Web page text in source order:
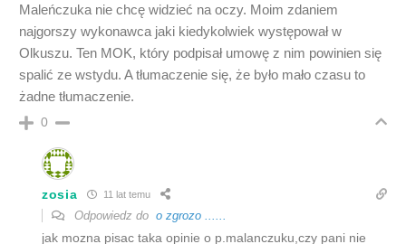
Maleńczuka nie chcę widzieć na oczy. Moim zdaniem
najgorszy wykonawca jaki kiedykolwiek występował w
Olkuszu. Ten MOK, który podpisał umowę z nim powinien się
spalić ze wstydu. A tłumaczenie się, że było mało czasu to
żadne tłumaczenie.
0
zosia 11 lat temu
Odpowiedz do o zgrozo ......
jak mozna pisac taka opinie o p.malanczuku,czy pani nie